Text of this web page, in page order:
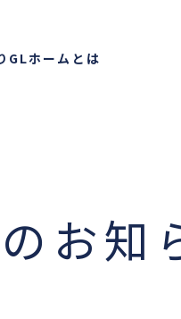
GLホームとは
お知